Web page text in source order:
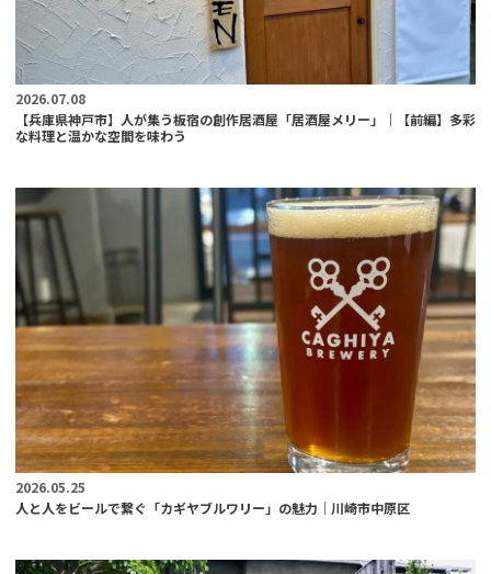
2026.07.08
【兵庫県神戸市】人が集う板宿の創作居酒屋「居酒屋メリー」｜【前編】多彩
な料理と温かな空間を味わう
2026.05.25
人と人をビールで繋ぐ「カギヤブルワリー」の魅力｜川崎市中原区